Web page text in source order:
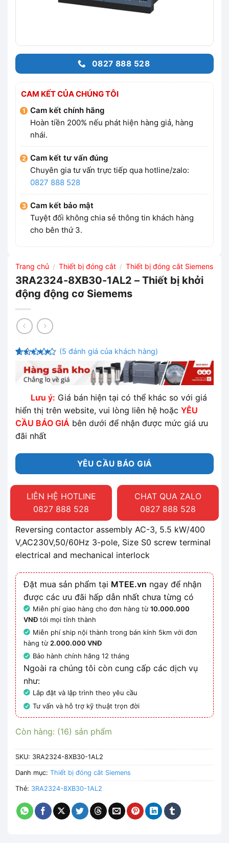
0827 888 528
CAM KẾT CỦA CHÚNG TÔI
Cam kết chính hãng
Hoàn tiền 200% nếu phát hiện hàng giả, hàng
nhái.
Cam kết tư vấn đúng
Chuyên gia tư vấn trực tiếp qua hotline/zalo:
0827 888 528
Cam kết bảo mật
Tuyệt đối không chia sẻ thông tin khách hàng
cho bên thứ 3.
Trang chủ / Thiết bị đóng cắt / Thiết bị đóng cắt Siemens
3RA2324-8XB30-1AL2 – Thiết bị khởi
động động cơ Siemems
trên
5 dựa
trênđánh
(5 đánh giá của khách hàng)
Lưu ý: Giá bán hiện tại có thể khác so với giá
hiển thị trên website, vui lòng liên hệ hoặc YÊU
CẦU BÁO GIÁ bên dưới để nhận được mức giá ưu
đãi nhất
YÊU CẦU BÁO GIÁ
LIÊN HỆ HOTLINE
0827 888 528
CHAT QUA ZALO
0827 888 528
Reversing contactor assembly AC-3, 5.5 kW/400
V,AC230V,50/60Hz 3-pole, Size S0 screw terminal
electrical and mechanical interlock
Đặt mua sản phẩm tại MTEE.vn ngay để nhận
được các ưu đãi hấp dẫn nhất chưa từng có
Miễn phí giao hàng cho đơn hàng từ10.000.000
VNĐ tới mọi tỉnh thành
Miễn phí ship nội thành trong bán kính 5km với đơn
hàng từ2.000.000 VNĐ
Bảo hành chính hãng 12 tháng
Ngoài ra chúng tôi còn cung cấp các dịch vụ
như:
Lắp đặt và lập trình theo yêu cầu
Tư vấn và hỗ trợ kỹ thuật trọn đời
Còn hàng: (16) sản phẩm
SKU: 3RA2324-8XB30-1AL2
Danh mục: Thiết bị đóng cắt Siemens
Thẻ: 3RA2324-8XB30-1AL2